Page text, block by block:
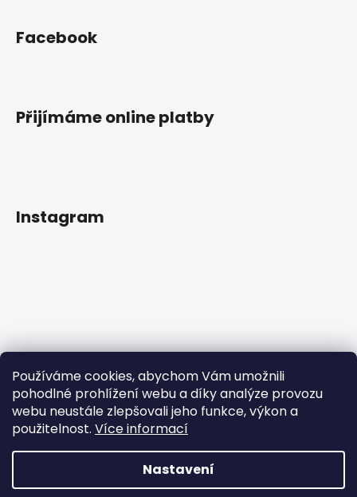
Používáme cookies, abychom Vám umožnili
pohodlné prohlížení webu a díky analýze provozu
webu neustále zlepšovali jeho funkce, výkon a
použitelnost. Více informací
Nastavení
Facebook
Přijímáme online platby
Instagram